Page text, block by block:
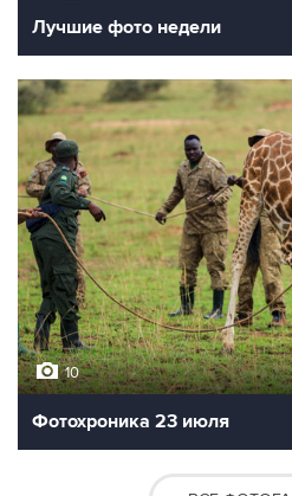
Лучшие фото недели
10
Фотохроника 23 июля